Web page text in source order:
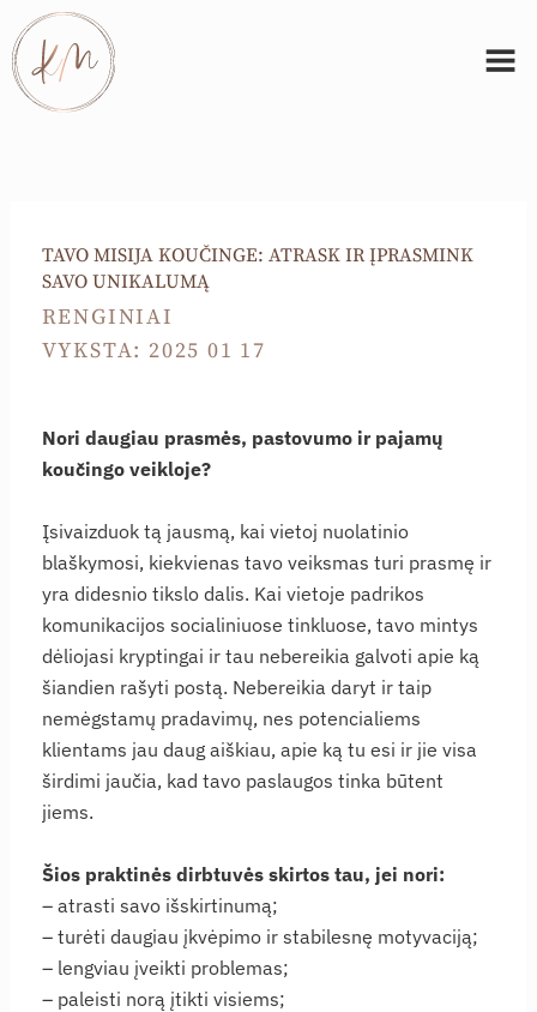
Pereiti
prie
turinio
TAVO MISIJA KOUČINGE: ATRASK IR ĮPRASMINK
SAVO UNIKALUMĄ
RENGINIAI
VYKSTA: 2025 01 17
Nori daugiau prasmės, pastovumo ir pajamų
koučingo veikloje?
Įsivaizduok tą jausmą, kai vietoj nuolatinio
blaškymosi, kiekvienas tavo veiksmas turi prasmę ir
yra didesnio tikslo dalis. Kai vietoje padrikos
komunikacijos socialiniuose tinkluose, tavo mintys
dėliojasi kryptingai ir tau nebereikia galvoti apie ką
šiandien rašyti postą. Nebereikia daryt ir taip
nemėgstamų pradavimų, nes potencialiems
klientams jau daug aiškiau, apie ką tu esi ir jie visa
širdimi jaučia, kad tavo paslaugos tinka būtent
jiems.
Šios praktinės dirbtuvės skirtos tau, jei nori:
– atrasti savo išskirtinumą;
– turėti daugiau įkvėpimo ir stabilesnę motyvaciją;
– lengviau įveikti problemas;
– paleisti norą įtikti visiems;